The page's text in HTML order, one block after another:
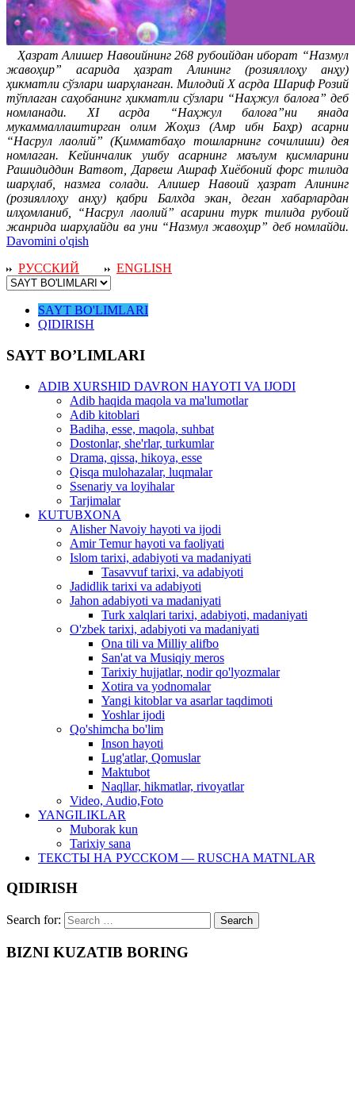
Ҳазрат Алишер Навоийнинг 268 рубоийдан иборат “Назмул
жавоҳир” асарида ҳазрат Алининг (розияллоҳу анҳу)
ҳикматли сўзлари шарҳланган. Милодий Х асрда Шариф Розий
тўплаган саҳобанинг ҳикматли сўзлари “Наҳжул балоға” деб
номланади. XI асрда “Наҳжул балоға”ни янада
мукаммаллаштирган олим Жоҳиз (Амр ибн Баҳр) асарни
“Насрул лаолий” (Қимматбаҳо тошларнинг сочилиши) дея
номлаган. Кейинчалик ушбу асарнинг маълум қисмларини
Рашидиддин Ватвот, Дарвеш Ашраф Хиёбоний форс тилида
шарҳлаб, назмга солади. Алишер Навоий ҳазрат Алининг
(розияллоҳу анҳу) қабри Балхда экан, деган хабарлардан
илҳомланиб, “Насрул лаолий” асарини турк тилида рубоий
жанрида шарҳлайди ва уни “Назмул жавоҳир” деб номлайди.
Davomini o'qish
РУССКИЙ
ENGLISH
SAYT BO'LIMLARI
QIDIRISH
SAYT BO’LIMLARI
ADIB XURSHID DAVRON HAYOTI VA IJODI
Adib haqida maqola va ma'lumotlar
Adib kitoblari
Badiha, esse, maqola, suhbat
Dostonlar, she'rlar, turkumlar
Drama, qissa, hikoya, esse
Qisqa mulohazalar, luqmalar
Ssenariy va loyihalar
Tarjimalar
KUTUBXONA
Alisher Navoiy hayoti va ijodi
Amir Temur hayoti va faoliyati
Islom tarixi, adabiyoti va madaniyati
Tasavvuf tarixi, va adabiyoti
Jadidlik tarixi va adabiyoti
Jahon adabiyoti va madaniyati
Turk xalqlari tarixi, adabiyoti, madaniyati
O'zbek tarixi, adabiyoti va madaniyati
Ona tili va Milliy alifbo
San'at va Musiqiy meros
Tarixiy hujjatlar, nodir qo'lyozmalar
Xotira va yodnomalar
Yangi kitoblar va asarlar taqdimoti
Yoshlar ijodi
Qo'shimcha bo'lim
Inson hayoti
Lug'atlar, Qomuslar
Maktubot
Naqllar, hikmatlar, rivoyatlar
Video, Audio,Foto
YANGILIKLAR
Muborak kun
Tarixiy sana
ТЕКСТЫ НА РУССКОМ — RUSCHA MATNLAR
QIDIRISH
Search for:
BIZNI KUZATIB BORING